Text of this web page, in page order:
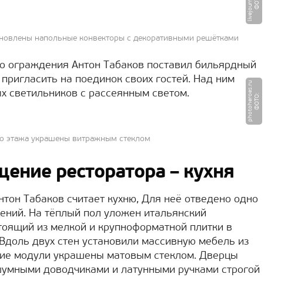
напольные конвекторы с декоративными решётками
ограждения Антон Табаков поставил бильярдный
на поединок своих гостей. Над ним
светильников с рассеянным светом.
Ф
О
Т
О
:
p
h
o
t
o
h
e
r
o
e
s.
r
u
этажа украшены витражным стеклом
ресторатора – кухня
Табаков считает кухню, Для неё отведено одно
На тёплый пол уложен итальянский
из мелкой и крупноформатной плитки в
двух стен установили массивную мебель из
модули украшены матовым стеклом. Дверцы
доводчиками и латунными ручками строгой